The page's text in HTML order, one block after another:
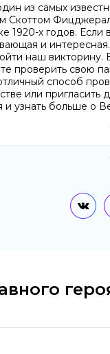
из самых
Скоттом
х годов. Если
и
наш викторину.
проверить свою
способ
или пригласить
и узнать больше о